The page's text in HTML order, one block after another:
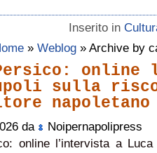
Inserito in
» Weblog » Archive by
sulla
da
Noipernapolipress
online l’intervista a